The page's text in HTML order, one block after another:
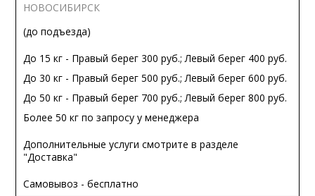
НОВОСИБИРСК
(до подъезда)
До 15 кг - Правый берег 300 руб.; Левый берег 400 руб.
До 30 кг - Правый берег 500 руб.; Левый берег 600 руб.
До 50 кг - Правый берег 700 руб.; Левый берег 800 руб.
Более 50 кг по запросу у менеджера
Дополнительные услуги смотрите в разделе
"Доставка"
Самовывоз - бесплатно